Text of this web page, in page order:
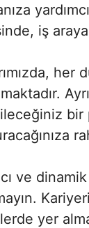
iş
her
bir
ve
yer